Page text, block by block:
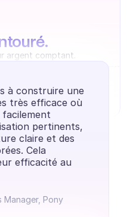
argent comptant.
à construire une
très efficace où
pertinents,
claire et des
Cela
efficacité au
Manager, Pony